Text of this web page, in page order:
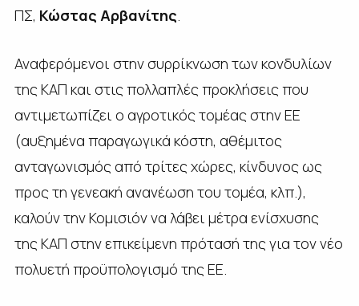
ΠΣ, Κώστας Αρβανίτης
Αναφερόμενοι στην συρρίκνωση των κονδυλίων
της ΚΑΠ και στις πολλαπλές προκλήσεις που
αντιμετωπίζει ο αγροτικός τομέας στην ΕΕ
(αυξημένα παραγωγικά κόστη, αθέμιτος
ανταγωνισμός από τρίτες χώρες, κίνδυνος ως
προς τη γενεακή ανανέωση του τομέα, κλπ.),
καλούν την Κομισιόν να λάβει μέτρα ενίσχυσης
της ΚΑΠ στην επικείμενη πρότασή της για τον νέο
πολυετή προϋπολογισμό της ΕΕ.